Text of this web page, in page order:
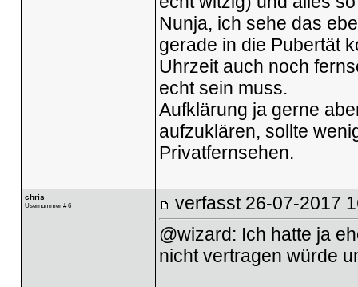
Nunja, ich sehe das
gerade in die Pubertät
Uhrzeit auch noch
echt sein muss.
Aufklärung ja gerne
aufzuklären, sollte
Privatfernsehen.
chris
Usernummer # 6 verfasst 26-07-2017
@wizard: Ich hatte ja
nicht vertragen würde